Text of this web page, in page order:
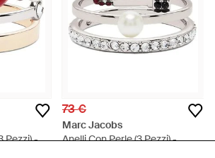
Pezzi) -
73 €
Marc Jacobs
Anelli Con Perle (3 Pezzi) -